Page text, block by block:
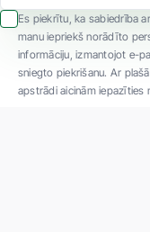
Es piekrītu, ka sabiedrība
manu iepriekš norādīto
informāciju, izmantojot e-
sniegto piekrišanu. Ar
apstrādi aicinām iepazīties